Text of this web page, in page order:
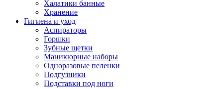
Халатики банные
Хранение
Гигиена и уход
Аспираторы
Горшки
Зубные щетки
Маникюрные наборы
Одноразовые пеленки
Подгузники
Подставки под ноги